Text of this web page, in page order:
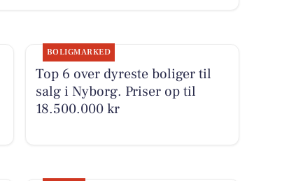
BOLIGMARKED
Top 6 over dyreste boliger til
salg i Nyborg. Priser op til
18.500.000 kr